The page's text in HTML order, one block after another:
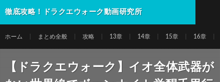
徹底攻略！ドラクエウォーク動画研究所
ホーム まとめ全般 攻略 13章 14章 15章 16章
【ドラクエウォーク】イオ全体武器が